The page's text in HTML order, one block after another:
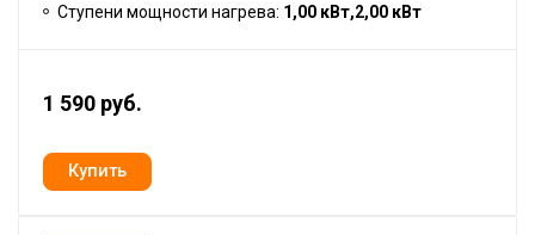
Ступени мощности нагрева: 1,00 кВт,2,00 кВт
1 590 руб.